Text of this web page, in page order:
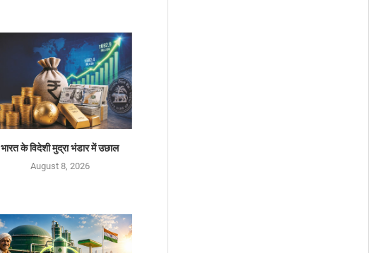
भारत के विदेशी मुद्रा भंडार में उछाल
August 8, 2026